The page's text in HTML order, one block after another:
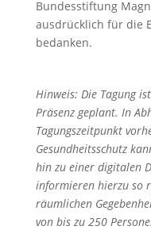
Bundesstiftung
ausdrücklich für die
bedanken.
Hinweis: Die Tagung
Präsenz geplant. In
Tagungszeitpunkt
Gesundheitsschutz
hin zu einer digitalen
informieren hierzu so
räumlichen
von bis zu 250